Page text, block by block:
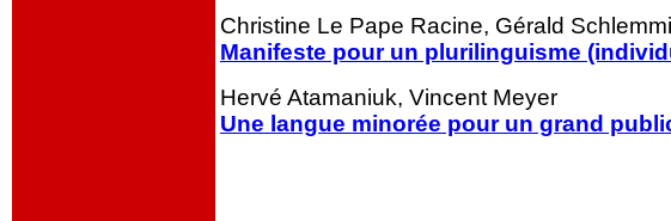
Christine Le Pape Racine, Gérald
Manifeste pour un plurilinguisme
Hervé Atamaniuk, Vincent Meyer
Une langue minorée pour un grand